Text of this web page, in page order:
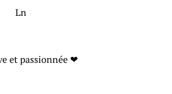
Ln
et passionnée ❤